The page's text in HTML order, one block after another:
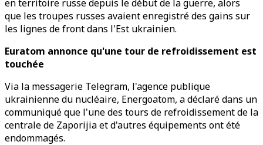
en territoire russe depuis le début de la guerre, alors
que les troupes russes avaient enregistré des gains sur
les lignes de front dans l'Est ukrainien.
Euratom annonce qu'une tour de refroidissement est
touchée
Via la messagerie Telegram, l'agence publique
ukrainienne du nucléaire, Energoatom, a déclaré dans un
communiqué que l'une des tours de refroidissement de la
centrale de Zaporijia et d'autres équipements ont été
endommagés.